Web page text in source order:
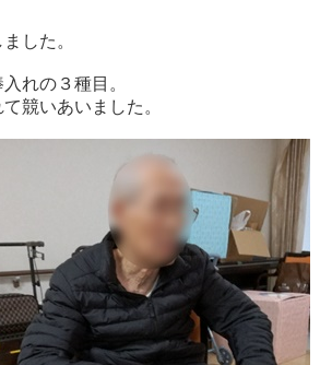
した。
れの３種目。
競いあいました。